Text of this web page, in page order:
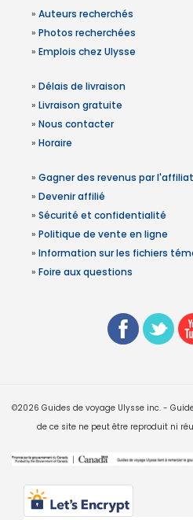
» Auteurs recherchés
» Photos recherchées
» Emplois chez Ulysse
» Délais de livraison
» Livraison gratuite
» Nous contacter
» Horaire
» Gagner des revenus par
» Devenir affilié
» Sécurité et confidentialité
» Politique de vente en ligne
» Information sur les fichiers
» Foire aux questions
©2026 Guides de voyage Ulysse inc. -
de ce site ne peut être reproduit ni